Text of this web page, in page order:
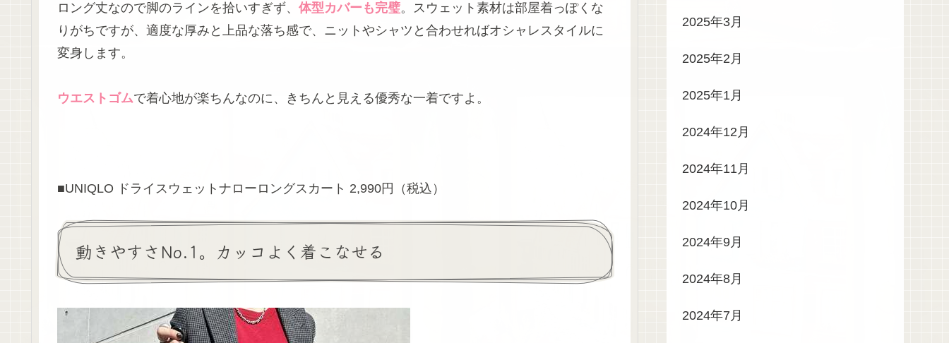
ロング丈なので脚のラインを拾いすぎず、 体型カバーも完璧。スウェット素材は部屋着っぽくな
りがちですが、適度な厚みと上品な落ち感で、ニットやシャツと合わせればオシャレスタイルに
変身します。
ウエストゴムで着心地が楽ちんなのに、きちんと見える優秀な一着ですよ。
■UNIQLO ドライスウェットナローロングスカート 2,990円（税込）
動きやすさNo.1。カッコよく着こなせる
2025年3月
2025年2月
2025年1月
2024年12月
2024年11月
2024年10月
2024年9月
2024年8月
2024年7月